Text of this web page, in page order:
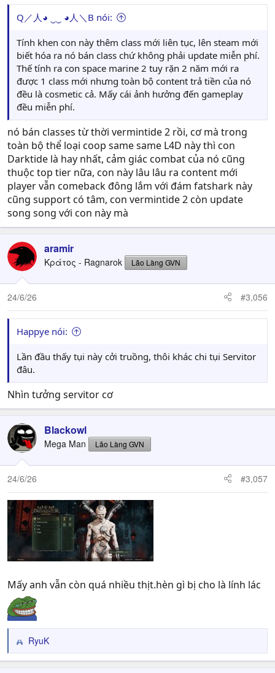
Q／人◕ ‿‿ ◕人＼B nói:
Tính khen con này thêm class mới liên tục, lên steam mới
biết hóa ra nó bán class chứ không phải update miễn phí.
Thế tính ra con space marine 2 tuy rặn 2 năm mới ra
được 1 class mới nhưng toàn bộ content trả tiền của nó
đều là cosmetic cả. Mấy cái ảnh hưởng đến gameplay
đều miễn phí.
nó bán classes từ thời vermintide 2 rồi, cơ mà trong
toàn bộ thể loại coop same same L4D này thì con
Darktide là hay nhất, cảm giác combat của nó cũng
thuộc top tier nữa, con này lâu lâu ra content mới
player vẫn comeback đông lắm với đám fatshark này
cũng support có tâm, con vermintide 2 còn update
song song với con này mà
aramir
Κράτος - Ragnarok Lão Làng GVN
24/6/26 #3,056
Happye nói:
Lần đầu thấy tụi này cởi truồng, thôi khác chi tụi Servitor
đâu.
Nhìn tưởng servitor cơ
Blackowl
Mega Man Lão Làng GVN
24/6/26 #3,057
Mấy anh vẫn còn quá nhiều thịt.hèn gì bị cho là lính lác
R
e
RyuK